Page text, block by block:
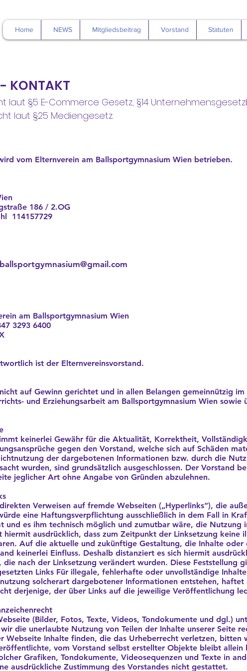
Home NEWS Mitgliedsbeitrag Vorstand Statuten
KONTAKT
laut §5 E-Commerce Gesetz, §14
laut §25 Mediengesetz.
vom Elternverein am Ballsportgymnasium Wien betrieben.
186 / 2.OG
ist der Elternvereinsvorstand.
auf Gewinn gerichtet und in allen Belangen gemeinnützig
und Erziehungsarbeit am Ballsportgymnasium Wien
keinerlei Gewähr für die Aktualität, Korrektheit,
gegen den Vorstand, welche sich auf Schäden
der dargebotenen Informationen bzw. durch die
wurden, sind grundsätzlich ausgeschlossen. Der Vorstand
jeglicher Art ohne Angabe von Gründen abzulehnen.
Verweisen auf fremde Webseiten („Hyperlinks“), die
eine Haftungsverpflichtung ausschließlich in dem Fall in
und es ihm technisch möglich und zumutbar wäre, die
hiermit ausdrücklich, dass zum Zeitpunkt der Linksetzung keine
Auf die aktuelle und zukünftige Gestaltung, die Inhalte
keinerlei Einfluss. Deshalb distanziert es sich hiermit
nach der Linksetzung verändert wurden. Diese Feststellung
Links Für illegale, fehlerhafte oder unvollständige
solcherart dargebotener Informationen entstehen,
derjenige, der über Links auf die jeweilige Veröffentlichung
(Bilder, Fotos, Texte, Videos, Tondokumente und dgl.)
die unerlaubte Nutzung von Teilen der Inhalte unserer Seite
Webseite Inhalte finden, die das Urheberrecht verletzen, bitten
vom Vorstand selbst erstellter Objekte bleibt
Grafiken, Tondokumente, Videosequenzen und Texte in
ausdrückliche Zustimmung des Vorstandes nicht gestattet.
am Ballsportgymnasium Wien
3293 6400